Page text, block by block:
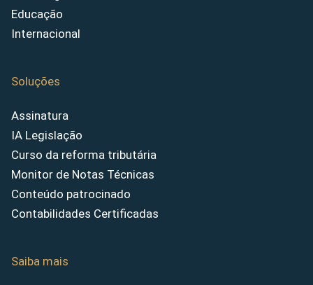
Educação
Internacional
Soluções
Assinatura
IA Legislação
Curso da reforma tributária
Monitor de Notas Técnicas
Conteúdo patrocinado
Contabilidades Certificadas
Saiba mais